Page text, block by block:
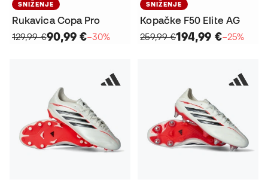
SNIŽENJE
Rukavica Copa Pro
129,99 €90,99 €−30%
SNIŽENJE
Kopačke F50 Elite AG
259,99 €194,99 €−25%